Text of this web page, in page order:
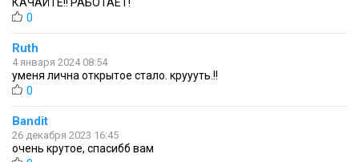
0
Ruth
4 января 2024 08:54
уменя лична открытое стало. круууть.!!
0
Bandit
26 декабря 2023 16:45
очень крутое, спасибб вам